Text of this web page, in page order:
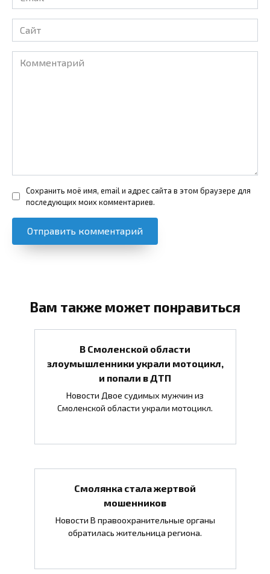
*
Сайт
Комментарий
Сохранить моё имя, email и адрес сайта в этом браузере для
последующих моих комментариев.
Вам также может понравиться
В Смоленской области
злоумышленники украли мотоцикл,
и попали в ДТП
Новости Двое судимых мужчин из
Смоленской области украли мотоцикл.
Смолянка стала жертвой
мошенников
Новости В правоохранительные органы
обратилась жительница региона.